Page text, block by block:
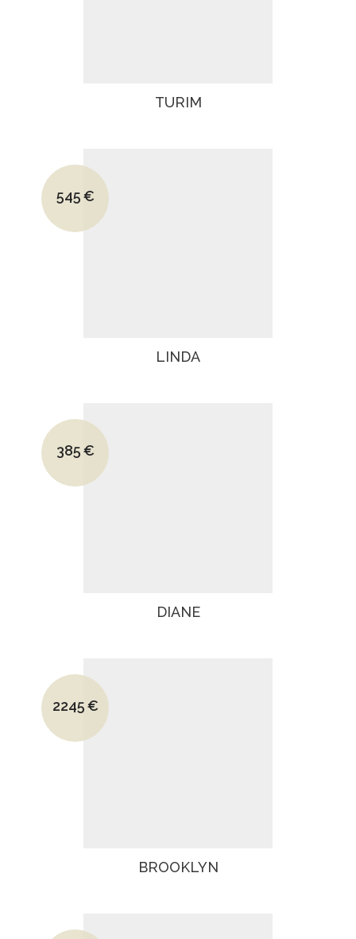
TURIM
Le prix initial était : 750€.
545€
Le prix actuel est : 545€.
LINDA
Le prix initial était : 825€.
385€
Le prix actuel est : 385€.
DIANE
Le prix initial était : 3450€.
2245€
Le prix actuel est : 2245€.
BROOKLYN